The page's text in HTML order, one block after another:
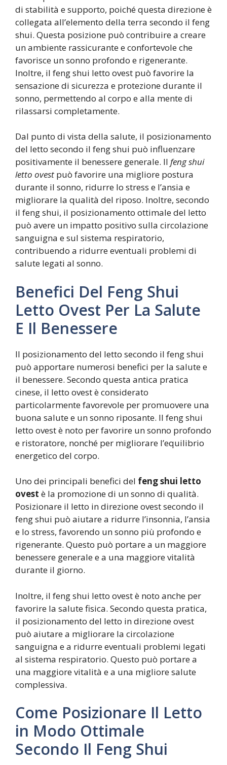
di stabilità e supporto, poiché questa direzione è
collegata all’elemento della terra secondo il feng
shui. Questa posizione può contribuire a creare
un ambiente rassicurante e confortevole che
favorisce un sonno profondo e rigenerante.
Inoltre, il feng shui letto ovest può favorire la
sensazione di sicurezza e protezione durante il
sonno, permettendo al corpo e alla mente di
rilassarsi completamente.
Dal punto di vista della salute, il posizionamento
del letto secondo il feng shui può influenzare
positivamente il benessere generale. Il feng shui
letto ovest può favorire una migliore postura
durante il sonno, ridurre lo stress e l’ansia e
migliorare la qualità del riposo. Inoltre, secondo
il feng shui, il posizionamento ottimale del letto
può avere un impatto positivo sulla circolazione
sanguigna e sul sistema respiratorio,
contribuendo a ridurre eventuali problemi di
salute legati al sonno.
Benefici Del Feng Shui
Letto Ovest Per La Salute
E Il Benessere
Il posizionamento del letto secondo il feng shui
può apportare numerosi benefici per la salute e
il benessere. Secondo questa antica pratica
cinese, il letto ovest è considerato
particolarmente favorevole per promuovere una
buona salute e un sonno riposante. Il feng shui
letto ovest è noto per favorire un sonno profondo
e ristoratore, nonché per migliorare l’equilibrio
energetico del corpo.
Uno dei principali benefici del feng shui letto
ovest è la promozione di un sonno di qualità.
Posizionare il letto in direzione ovest secondo il
feng shui può aiutare a ridurre l’insonnia, l’ansia
e lo stress, favorendo un sonno più profondo e
rigenerante. Questo può portare a un maggiore
benessere generale e a una maggiore vitalità
durante il giorno.
Inoltre, il feng shui letto ovest è noto anche per
favorire la salute fisica. Secondo questa pratica,
il posizionamento del letto in direzione ovest
può aiutare a migliorare la circolazione
sanguigna e a ridurre eventuali problemi legati
al sistema respiratorio. Questo può portare a
una maggiore vitalità e a una migliore salute
complessiva.
Come Posizionare Il Letto
in Modo Ottimale
Secondo Il Feng Shui